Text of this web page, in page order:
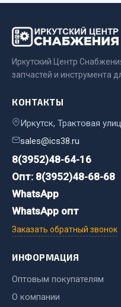
РТИ
Кольца уплотнительные
Лента конвейерная
Манжеты
Прокладки
Рукава высокого
Весь раздел
Иркутский Центр
запчастей и инструмента
КОНТАКТЫ
Иркутск, Трактовая
sales@ics38.ru
8(3952)48-64-16
Опт: 8(3952)48-68-68
WhatsApp
WhatsApp опт
Заказать обратный звонок
ИНФОРМАЦИЯ
Оптовым покупателям
О компании